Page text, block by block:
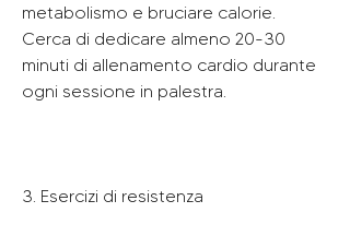
metabolismo e bruciare calorie.
Cerca di dedicare almeno 20-30
minuti di allenamento cardio durante
ogni sessione in palestra.
3. Esercizi di resistenza